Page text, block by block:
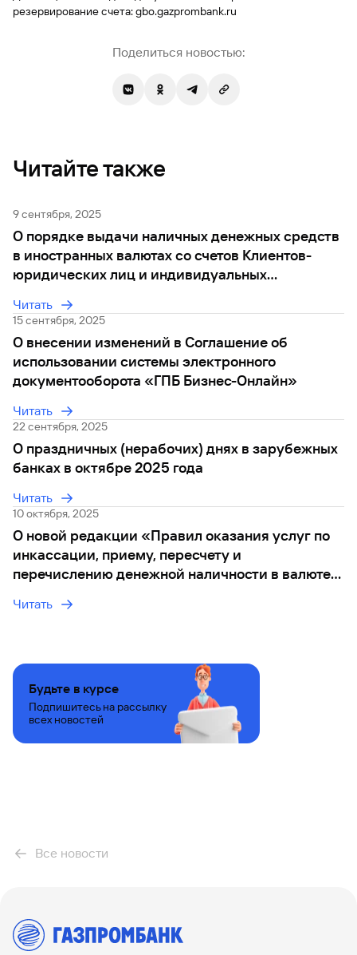
Федеральный
действующему
кредиту
Оформить
страхование
карты
онлайн
Оператор
электронных
денежных
средств
Быстрый
поиск
по
Вклады
Брокер-
онлайн
API
валют и
металлов
Быстрый
поиск
по
сайту
Вклады
обслуживания
Быстрый
сайту
Вклады
Все новости
резервирование счета: gbo.gazprombank.ru
Поделиться новостью:
Читайте также
9 сентября, 2025
О порядке выдачи наличных денежных средств
в иностранных валютах со счетов Клиентов-
юридических лиц и индивидуальных
Читать
15 сентября, 2025
О внесении изменений в Соглашение об
использовании системы электронного
документооборота «ГПБ Бизнес-Онлайн»
Читать
22 сентября, 2025
О праздничных (нерабочих) днях в зарубежных
банках в октябре 2025 года
Читать
10 октября, 2025
О новой редакции «Правил оказания услуг по
инкассации, приему, пересчету и
перечислению денежной наличности в валюте
денег в валюте РФ в виде банкнот и монеты
Читать
Будьте в курсе
Подпишитесь на рассылку
всех новостей